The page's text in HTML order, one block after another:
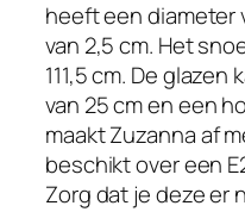
:
€
1
1
9
.
heeft een diameter
van 2,5 cm. Het
111,5 cm. De
van 25 cm en een
maakt Zuzanna af
beschikt over een
Zorg dat je deze er